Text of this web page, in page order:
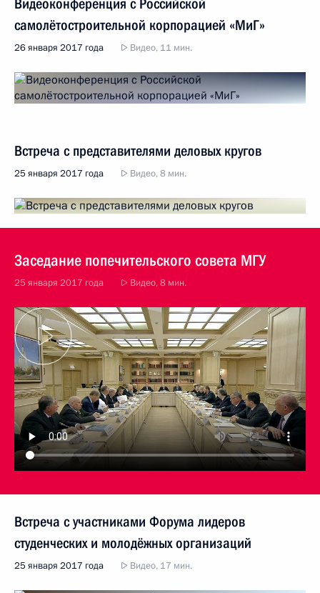
Видеоконференция с Российской
самолётостроительной корпорацией «МиГ»
26 января 2017 года Видео, 11 мин.
Встреча с представителями деловых кругов
25 января 2017 года Видео, 8 мин.
Заседание попечительского совета МГУ
25 января 2017 года Видео, 8 мин.
Встреча с участниками Форума лидеров
студенческих и молодёжных организаций
25 января 2017 года Видео, 17 мин.